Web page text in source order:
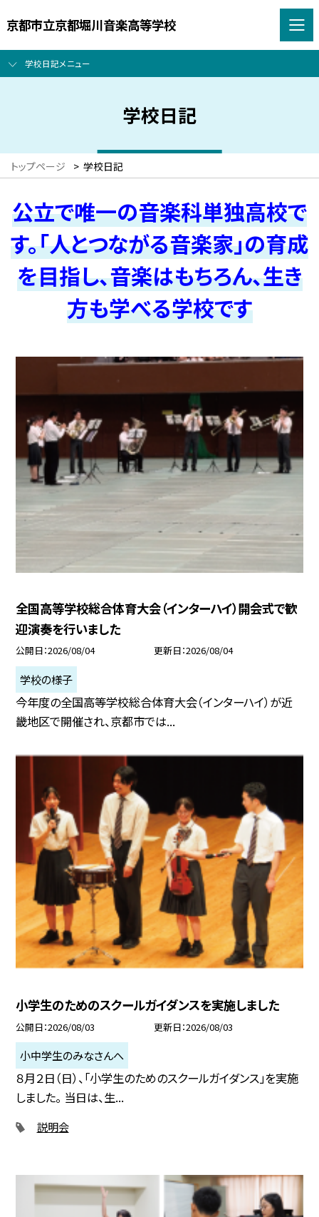
京都市立京都堀川音楽高等学校
学校日記メニュー
学校日記
トップページ > 学校日記
公立で唯一の音楽科単独高校で
す。「人とつながる音楽家」の育成
を目指し、音楽はもちろん、生き
方も学べる学校です
全国高等学校総合体育大会（インターハイ）開会式で歓
迎演奏を行いました
公開日 2026/08/04 更新日 2026/08/04
学校の様子
今年度の全国高等学校総合体育大会（インターハイ）が近
畿地区で開催され、京都市では...
小学生のためのスクールガイダンスを実施しました
公開日 2026/08/03 更新日 2026/08/03
小中学生のみなさんへ
８月２日（日）、「小学生のためのスクールガイダンス」を実施
しました。 当日は、生...
説明会